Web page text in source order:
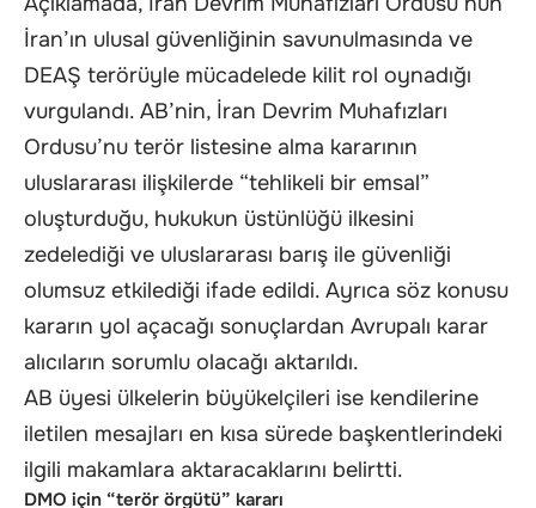
İran’ın ulusal güvenliğinin savunulmasında ve
DEAŞ terörüyle mücadelede kilit rol oynadığı
vurgulandı. AB’nin, İran Devrim Muhafızları
Ordusu’nu terör listesine alma kararının
uluslararası ilişkilerde “tehlikeli bir emsal”
oluşturduğu, hukukun üstünlüğü ilkesini
zedelediği ve uluslararası barış ile güvenliği
olumsuz etkilediği ifade edildi. Ayrıca söz konusu
kararın yol açacağı sonuçlardan Avrupalı karar
alıcıların sorumlu olacağı aktarıldı.
AB üyesi ülkelerin büyükelçileri ise kendilerine
iletilen mesajları en kısa sürede başkentlerindeki
ilgili makamlara aktaracaklarını belirtti.
DMO için “terör örgütü” kararı